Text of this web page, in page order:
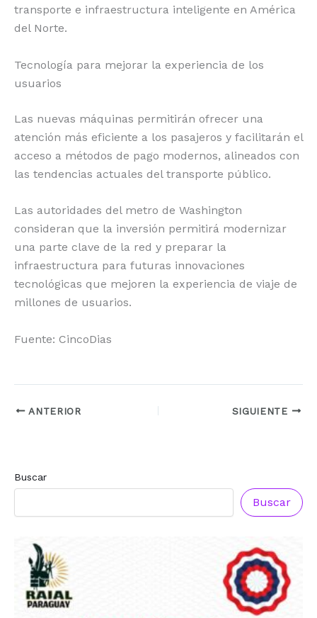
transporte e infraestructura inteligente en América
del Norte.
Tecnología para mejorar la experiencia de los
usuarios
Las nuevas máquinas permitirán ofrecer una
atención más eficiente a los pasajeros y facilitarán el
acceso a métodos de pago modernos, alineados con
las tendencias actuales del transporte público.
Las autoridades del metro de Washington
consideran que la inversión permitirá modernizar
una parte clave de la red y preparar la
infraestructura para futuras innovaciones
tecnológicas que mejoren la experiencia de viaje de
millones de usuarios.
Fuente: CincoDias
ANTERIOR SIGUIENTE
Buscar
Buscar
Reconocimiento aRadio Tribuna Abierta
Reconocimiento aRadio Oñondivepa Paraguay